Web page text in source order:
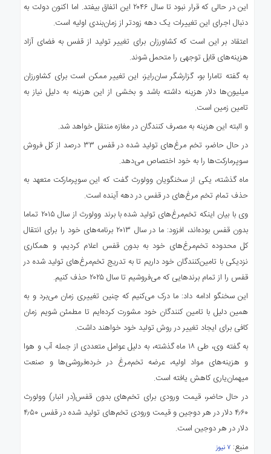
این در حالی که قرار نبود تا سال ۲۰۴۶ این اتفاق بیفتد. اما اکنون دولت به
دنبال اجرای این تغییرات یک دهه زودتر از زمان‌بندی اولیه است.
اعتقاد بر این است که کشاورزان برای تغییر تولید از قفس به فضای آزاد
هزینه‌های قابل توجهی را متحمل شوند.
به گفته تامارا بو، گزارشگر سان‌رایز، این تغییر ممکن‌ است برای کشاورزان
میلیون‌ها دلار هزینه داشته باشد و بخشی از این هزینه به دلیل نیاز به
تامین زمین است.
و البته این هزینه به مصرف کنندگان در مغازه منتقل خواهد شد.
در حال حاضر، تخم مرغ‌های تولید شده در قفس ۳۳ درصد از کل فروش
سوپرمارکت‌ها را به خود اختصاص می‌دهد.
ماه گذشته، یکی از سخنگویان وولورث گفت که این سوپرمارکت متعهد به
حذف تمام تخم مرغ‌های در قفس در دهه آینده است.
وی با بیان اینکه تخم‌مرغ‌های تولید شده با برند وولورث از سال ۲۰۱۵ تماما
بدون قفس بوده‌اند، افزود: ما در سال ۲۰۱۳ برنامه‌های خود را برای انتقال
کل محدوده تخم‌مرغ‌های خود به بدون قفس اعلام کردیم، و همکاری
نزدیکی با تامین‌کنندگان خود داریم تا به تدریج تخم‌مرغ‌های تولید شده در
قفس‌ را از تمام برندهایی که می‌فروشیم تا سال ۲۰۲۵ حذف کنیم.
این سخنگو ادامه داد: ما درک می‌کنیم که چنین تغییری زمان می‌برد و به
همین دلیل با تامین کنندگان خود مشورت کرده‌ایم تا مطمئن شویم زمان
کافی برای ایجاد تغییر در روش تولید خود خواهند داشت.
به گفته وی، طی ۱۸ ماه گذشته، به دلیل عوامل متعددی از جمله آب و هوا
و هزینه‌های مواد اولیه، عرضه تخم‌مرغ در خرده‌فروشی‌ها و صنعت
میهمان‌یاری کاهش یافته است.
در حال حاضر، قیمت ورودی برای تخم‌های بدون قفس(در انبار) وولورث
۴٫۶۰ دلار در هر دوجین و قیمت ورودی تخم‌های تولید شده در قفس ۴٫۵۰
دلار در هر دوجین است.
منبع: ۷ نیوز